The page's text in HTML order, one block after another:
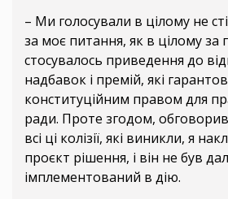
– Ми голосували в цілому не
за моє питання, як в цілому за
стосувалось приведення до
надбавок і премій, які
конституційним правом для
ради. Проте згодом,
всі ці колізії, які виникли, я
проєкт рішення, і він не був
імплементований в дію.